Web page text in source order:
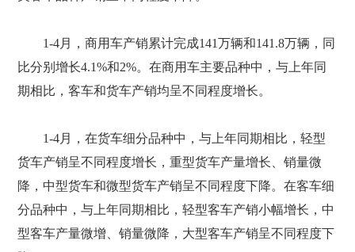
1-4月，商用车产销累计完成141万辆和141.8万辆，同
比分别增长4.1%和2%。在商用车主要品种中，与上年同
期相比，客车和货车产销均呈不同程度增长。
1-4月，在货车细分品种中，与上年同期相比，轻型
货车产销呈不同程度增长，重型货车产量增长、销量微
降，中型货车和微型货车产销呈不同程度下降。在客车细
分品种中，与上年同期相比，轻型客车产销小幅增长，中
型客车产量微增、销量微降，大型客车产销呈不同程度下